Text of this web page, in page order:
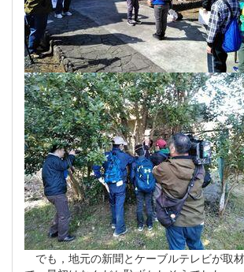
でも，地元の新聞とケーブルテレビが取